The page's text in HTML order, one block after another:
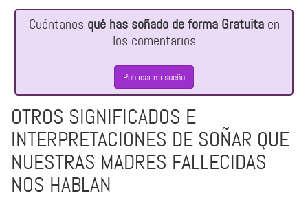
Cuéntanos qué has soñado de forma Gratuitaen
los comentarios
Publicar mi sueño
OTROS SIGNIFICADOS E
INTERPRETACIONES DE SOÑAR QUE
NUESTRAS MADRES FALLECIDAS
NOS HABLAN